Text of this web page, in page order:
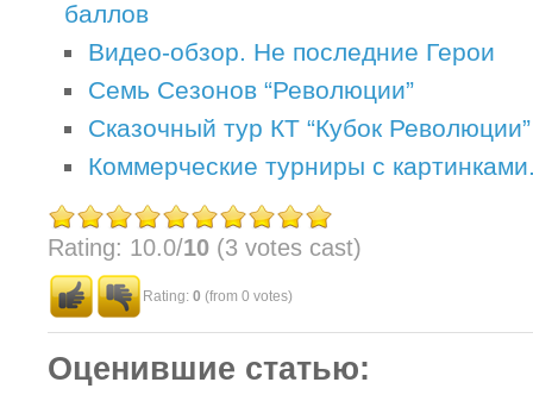
баллов
Видео-обзор. Не последние Герои
Семь Сезонов “Революции”
Сказочный тур КТ “Кубок Революции”
Коммерческие турниры с
Rating: 10.0/10 (3 votes cast)
Rating: 0 (from 0 votes)
Оценившие статью: